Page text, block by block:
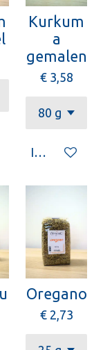
Kurkum
a
gemalen
€ 3,58
In
Oregano
€ 2,73